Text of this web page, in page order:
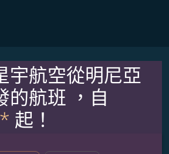
宇航空從明尼亞
的航班 ，自
起！